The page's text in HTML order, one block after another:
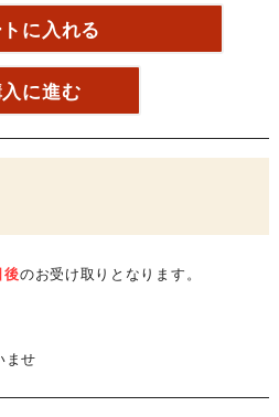
に入れる
に進む
後のお受け取りとなります。
ませ